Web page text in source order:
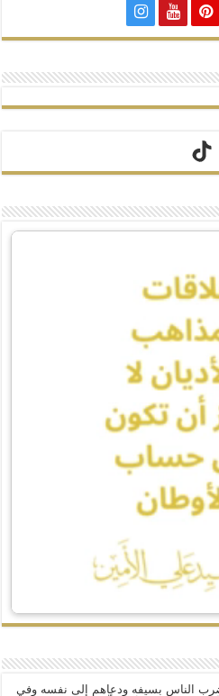
تيك توك
الناس بسيفه ودعاهم إلى نفسه وفي